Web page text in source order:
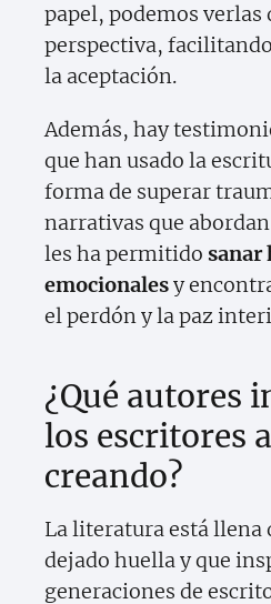
papel, podemos verlas
perspectiva,
la aceptación.
Además, hay
que han usado la
forma de superar
narrativas que
les ha permitido sanar
emocionalesy
el perdón y la paz
¿Qué autores
los escritores
creando?
La literatura está llena
dejado huella y que
generaciones de